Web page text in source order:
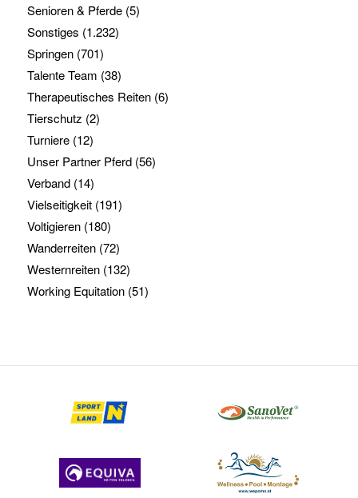
Senioren & Pferde(5)
Sonstiges (1.232)
Springen(701)
Talente Team (38)
Therapeutisches Reiten(6)
Tierschutz (2)
Turniere(12)
Unser Partner Pferd(56)
Verband(14)
Vielseitigkeit(191)
Voltigieren(180)
Wanderreiten(72)
Westernreiten(132)
Working Equitation(51)